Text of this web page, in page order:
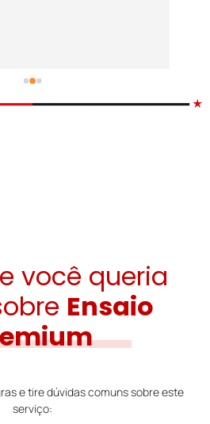
você queria
Ensaio
e tire dúvidas comuns sobre este
serviço: